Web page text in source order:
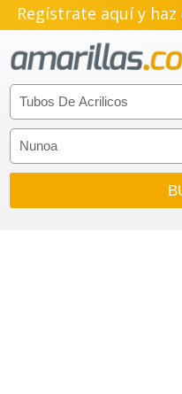
Regístrate aquí y